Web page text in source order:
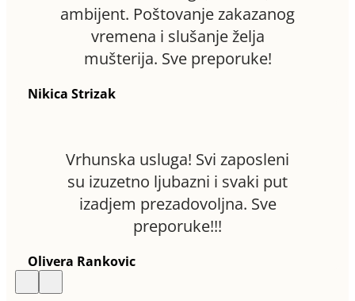
ambijent. Poštovanje zakazanog
vremena i slušanje želja
mušterija. Sve preporuke!
Nikica Strizak
Vrhunska usluga! Svi zaposleni
su izuzetno ljubazni i svaki put
izadjem prezadovoljna. Sve
preporuke!!!
Olivera Rankovic